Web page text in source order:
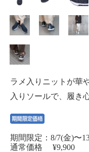
ラメ入りニットが華
入りソールで、履き
期間限定：8/7(金)〜
通常価格 ¥9,900